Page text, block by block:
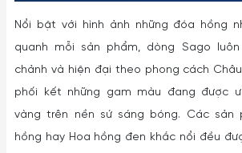
Nổi bật với hình ảnh những đóa hồng
quanh mỗi sản phẩm, dòng Sago
chảnh và hiện đại theo phong cách
phối kết những gam màu đang được
vàng trên nền sứ sáng bóng. Các sản
hồng hay Hoa hồng đen khắc nổi đều